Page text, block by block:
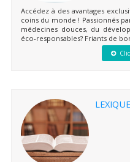
Accédez à des avantages
coins du monde ! Passionnés
médecines douces, du
éco-responsables? Friants de